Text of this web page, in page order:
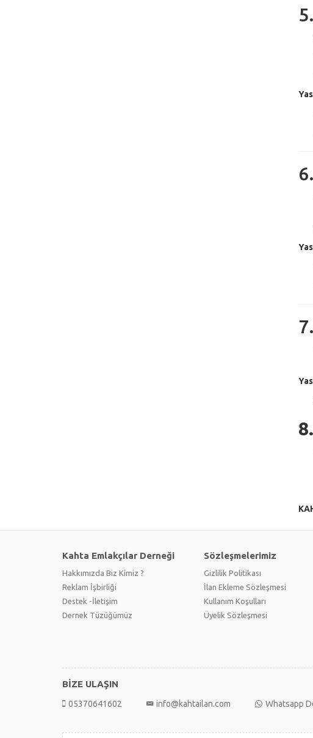
Kahta Emlakçılar Derneği
Hakkımızda Biz Kimiz ?
Reklam İşbirliği
Destek -İletişim
Dernek Tüzüğümüz
Sözleşmelerimiz
Gizlilik Politikası
İlan Ekleme Sözleşmesi
Kullanım Koşulları
Üyelik Sözleşmesi
BİZE ULAŞIN
05370641602 info@kahtailan.com Whatsapp